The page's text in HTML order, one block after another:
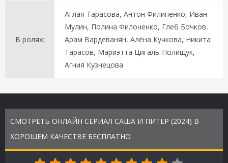
В ролях:
Аглая Тарасова, Антон Филипенко, Иван
Мулин, Полина Филоненко, Глеб Бочков,
Арам Вардеванян, Алёна Кучкова, Никита
Тарасов, Мариэтта Цигаль-Полищук,
Агния Кузнецова
СМОТРЕТЬ ОНЛАЙН СЕРИАЛ САША И ПИТЕР (2024) В
ХОРОШЕМ КАЧЕСТВЕ БЕСПЛАТНО